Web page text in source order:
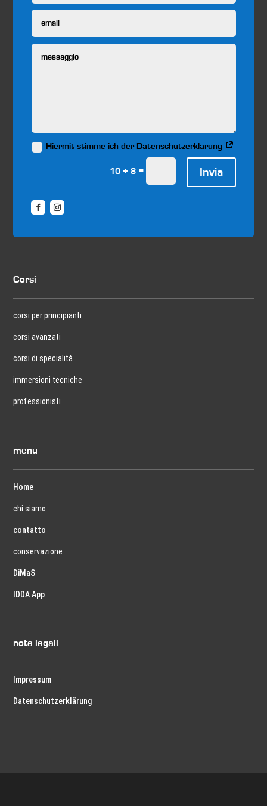
Hiermit stimme ich der Datenschutzerklärung
10 + 8= Invia
Corsi
corsi per principianti
corsi avanzati
corsi di specialità
immersioni tecniche
professionisti
menu
Home
chi siamo
contatto
conservazione
DiMaS
IDDA App
note legali
Impressum
Datenschutzerklärung